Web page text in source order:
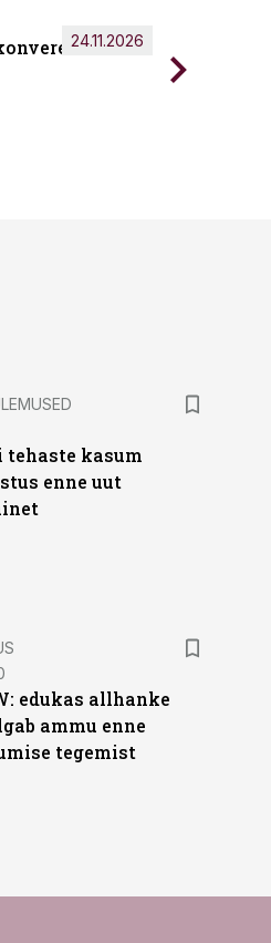
2026
24.11.2026
tehaste kasum
enne uut
edukas allhanke
ammu enne
tegemist